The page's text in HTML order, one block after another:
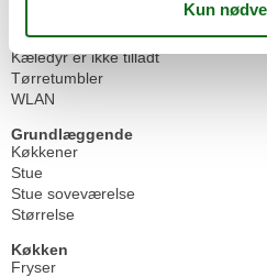
Internet
Kæledyr er ikke tilladt
Tørretumbler
WLAN
Grundlæggende
Køkkener
Stue
Stue soveværelse
Størrelse
Køkken
Fryser